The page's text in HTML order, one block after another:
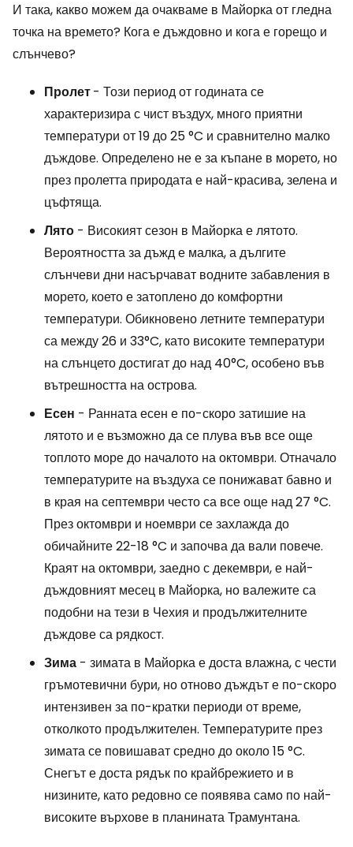
И така, какво можем да очакваме в Майорка от гледна
точка на времето? Кога е дъждовно и кога е горещо и
слънчево?
Пролет- Този период от годината се
характеризира с чист въздух, много приятни
температури от 19 до 25 °C и сравнително малко
дъждове. Определено не е за къпане в морето, но
през пролетта природата е най-красива, зелена и
цъфтяща.
Лято - Високият сезон в Майорка е лятото.
Вероятността за дъжд е малка, а дългите
слънчеви дни насърчават водните забавления в
морето, което е затоплено до комфортни
температури. Обикновено летните температури
са между 26 и 33°C, като високите температури
на слънцето достигат до над 40°C, особено във
вътрешността на острова.
Есен - Ранната есен е по-скоро затишие на
лятото и е възможно да се плува във все още
топлото море до началото на октомври. Отначало
температурите на въздуха се понижават бавно и
в края на септември често са все още над 27 °C.
През октомври и ноември се захлажда до
обичайните 22-18 °C и започва да вали повече.
Краят на октомври, заедно с декември, е най-
дъждовният месец в Майорка, но валежите са
подобни на тези в Чехия и продължителните
дъждове са рядкост.
Зима - зимата в Майорка е доста влажна, с чести
гръмотевични бури, но отново дъждът е по-скоро
интензивен за по-кратки периоди от време,
отколкото продължителен. Температурите през
зимата се повишават средно до около 15 °C.
Снегът е доста рядък по крайбрежието и в
низините, като редовно се появява само по най-
високите върхове в планината Трамунтана.